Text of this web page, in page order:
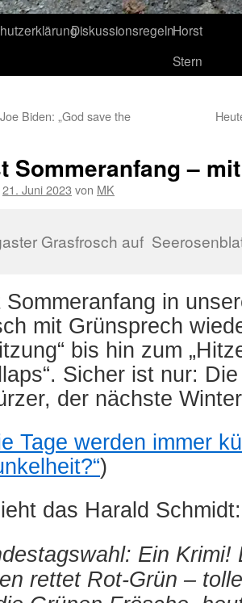
DiskussionsregelnHorst
Stern
Biden: „God save the
Sommeranfang –
21. Juni 2023 von MK
Grasfrosch auf
Sommeranfang in
mit Grünsprech
bis hin zum
Sicher ist nur:
der nächste
Tage werden immer
)
das Harald Schmidt:
Ein Krimi!
rettet Rot-Grün –